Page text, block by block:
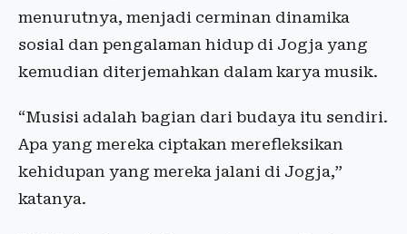
menurutnya, menjadi cerminan dinamika
sosial dan pengalaman hidup di Jogja yang
kemudian diterjemahkan dalam karya musik.
“Musisi adalah bagian dari budaya itu sendiri.
Apa yang mereka ciptakan merefleksikan
kehidupan yang mereka jalani di Jogja,”
katanya.